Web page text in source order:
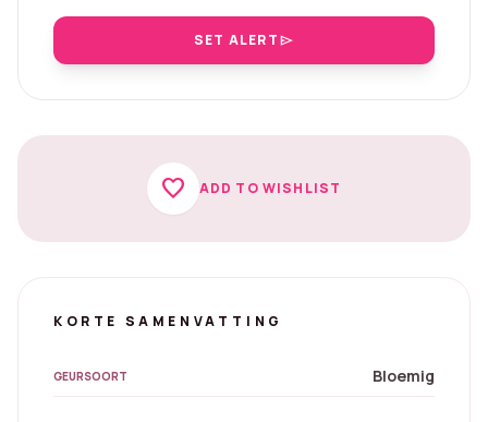
SET ALERTsend
favorite ADD TO WISHLIST
KORTE SAMENVATTING
GEURSOORT Bloemig